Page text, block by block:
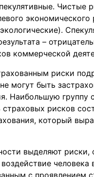
Чистые
–
коммерческой
риски
могут быть
Наибольшую группу
рисков
который
выделяют
человека
с проявлением